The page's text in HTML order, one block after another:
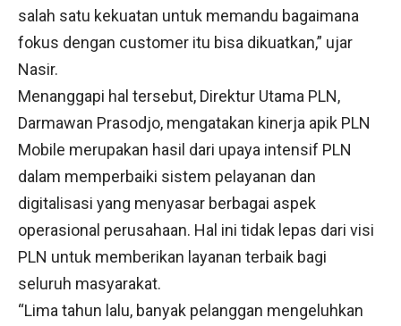
salah satu kekuatan untuk memandu bagaimana
fokus dengan customer itu bisa dikuatkan,” ujar
Nasir.
Menanggapi hal tersebut, Direktur Utama PLN,
Darmawan Prasodjo, mengatakan kinerja apik PLN
Mobile merupakan hasil dari upaya intensif PLN
dalam memperbaiki sistem pelayanan dan
digitalisasi yang menyasar berbagai aspek
operasional perusahaan. Hal ini tidak lepas dari visi
PLN untuk memberikan layanan terbaik bagi
seluruh masyarakat.
“Lima tahun lalu, banyak pelanggan mengeluhkan